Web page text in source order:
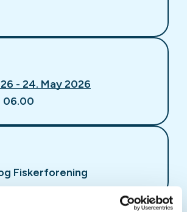
- 24. May 2026
06.00
Fiskerforening